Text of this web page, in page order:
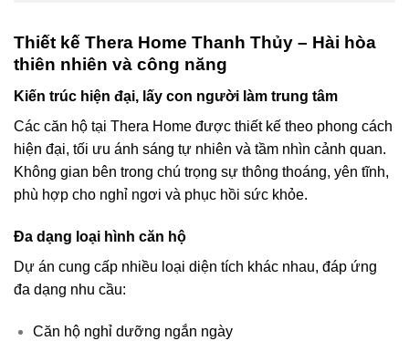
Thiết kế Thera Home Thanh Thủy – Hài hòa
thiên nhiên và công năng
Kiến trúc hiện đại, lấy con người làm trung tâm
Các căn hộ tại Thera Home được thiết kế theo phong cách
hiện đại, tối ưu ánh sáng tự nhiên và tầm nhìn cảnh quan.
Không gian bên trong chú trọng sự thông thoáng, yên tĩnh,
phù hợp cho nghỉ ngơi và phục hồi sức khỏe.
Đa dạng loại hình căn hộ
Dự án cung cấp nhiều loại diện tích khác nhau, đáp ứng
đa dạng nhu cầu:
Căn hộ nghỉ dưỡng ngắn ngày